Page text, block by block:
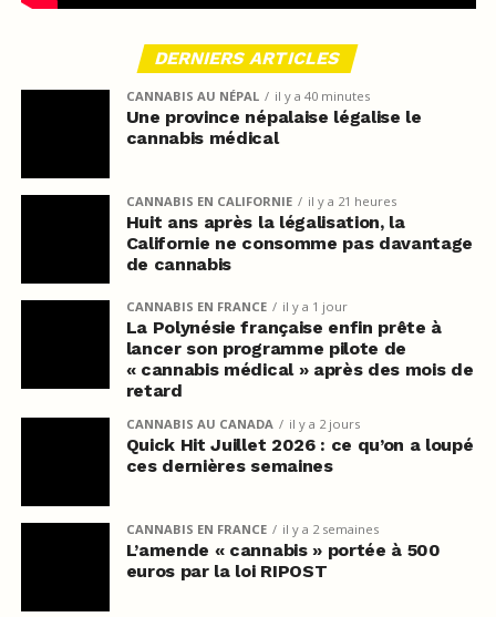
DERNIERS ARTICLES
CANNABIS AU NÉPAL il y a 40 minutes
Une province népalaise légalise le
cannabis médical
CANNABIS EN CALIFORNIE il y a 21 heures
Huit ans après la légalisation, la
Californie ne consomme pas davantage
de cannabis
CANNABIS EN FRANCE il y a 1 jour
La Polynésie française enfin prête à
lancer son programme pilote de
« cannabis médical » après des mois de
retard
CANNABIS AU CANADA il y a 2 jours
Quick Hit Juillet 2026 : ce qu’on a loupé
ces dernières semaines
CANNABIS EN FRANCE il y a 2 semaines
L’amende « cannabis » portée à 500
euros par la loi RIPOST